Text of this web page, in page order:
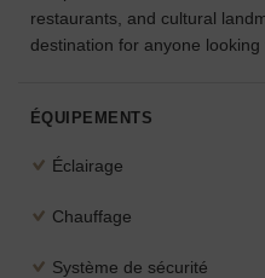
RECHERCHER
DES ESPACES
restaurants, and cultural
destination for anyone
ÉQUIPEMENTS
Éclairage
Chauffage
Système de sécurité